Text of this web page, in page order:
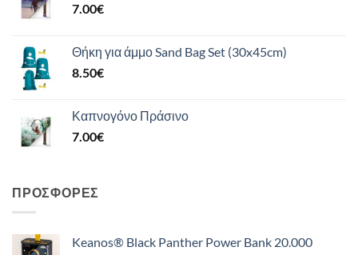
7.00€
Θήκη για άμμο Sand Bag Set (30x45cm)
8.50€
Καπνογόνο Πράσινο
7.00€
ΠΡΟΣΦΟΡΈΣ
Keanos® Black Panther Power Bank 20.000